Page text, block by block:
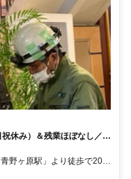
休み）＆残業ほぼなし／社
現場は遠くても会社から